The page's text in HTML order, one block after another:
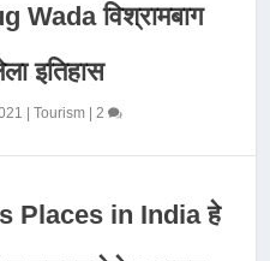
विश्रामबाग
इतिहास
|Tourism |2
Places in India हे